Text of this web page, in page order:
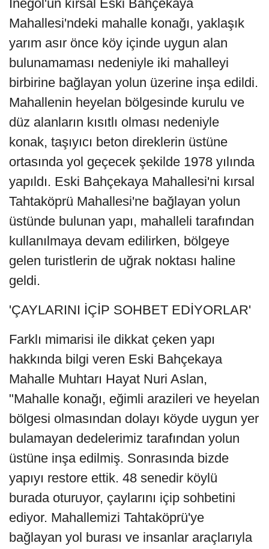
İnegöl'ün kırsal Eski Bahçekaya
Mahallesi'ndeki mahalle konağı, yaklaşık
yarım asır önce köy içinde uygun alan
bulunamaması nedeniyle iki mahalleyi
birbirine bağlayan yolun üzerine inşa edildi.
Mahallenin heyelan bölgesinde kurulu ve
düz alanların kısıtlı olması nedeniyle
konak, taşıyıcı beton direklerin üstüne
ortasında yol geçecek şekilde 1978 yılında
yapıldı. Eski Bahçekaya Mahallesi'ni kırsal
Tahtaköprü Mahallesi'ne bağlayan yolun
üstünde bulunan yapı, mahalleli tarafından
kullanılmaya devam edilirken, bölgeye
gelen turistlerin de uğrak noktası haline
geldi.
'ÇAYLARINI İÇİP SOHBET EDİYORLAR'
Farklı mimarisi ile dikkat çeken yapı
hakkında bilgi veren Eski Bahçekaya
Mahalle Muhtarı Hayat Nuri Aslan,
"Mahalle konağı, eğimli arazileri ve heyelan
bölgesi olmasından dolayı köyde uygun yer
bulamayan dedelerimiz tarafından yolun
üstüne inşa edilmiş. Sonrasında bizde
yapıyı restore ettik. 48 senedir köylü
burada oturuyor, çaylarını içip sohbetini
ediyor. Mahallemizi Tahtaköprü'ye
bağlayan yol burası ve insanlar araçlarıyla